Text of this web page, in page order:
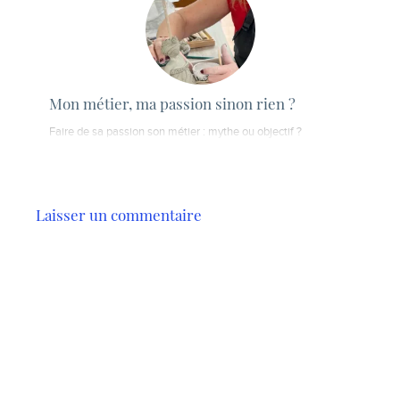
Mon métier, ma passion sinon rien ?
Faire de sa passion son métier : mythe ou objectif ?
Laisser un commentaire